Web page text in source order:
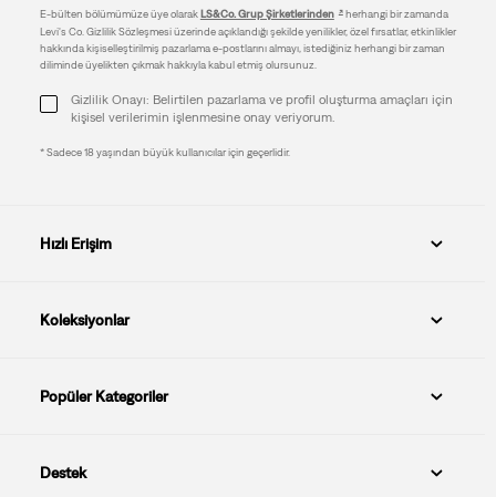
E-bülten bölümümüze üye olarakLS&Co. Grup Şirketlerinden
herhangi bir zamanda
Levi's Co. Gizlilik Sözleşmesi üzerinde açıklandığı şekilde yenilikler, özel fırsatlar, etkinlikler
hakkında kişiselleştirilmiş pazarlama e-postlarını almayı, istediğiniz herhangi bir zaman
diliminde üyelikten çıkmak hakkıyla kabul etmiş olursunuz.
Gizlilik Onayı: Belirtilen pazarlama ve profil oluşturma amaçları için
kişisel verilerimin işlenmesine onay veriyorum.
* Sadece 18 yaşından büyük kullanıcılar için geçerlidir.
Hızlı Erişim
Koleksiyonlar
Popüler Kategoriler
Destek